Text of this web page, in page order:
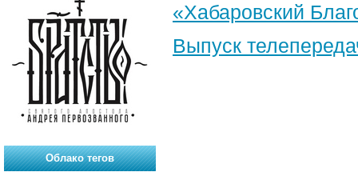
«Хабаровский
Выпуск
Облако тегов